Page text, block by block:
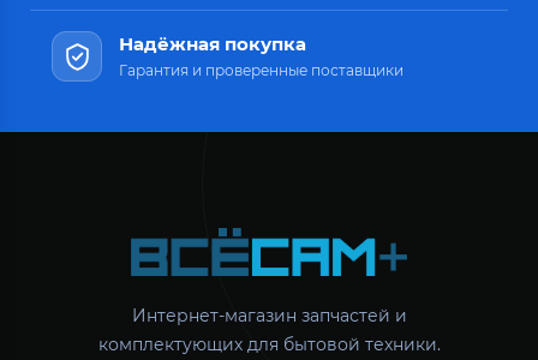
Надёжная покупка
Гарантия и проверенные поставщики
Интернет-магазин запчастей и
комплектующих для бытовой техники.